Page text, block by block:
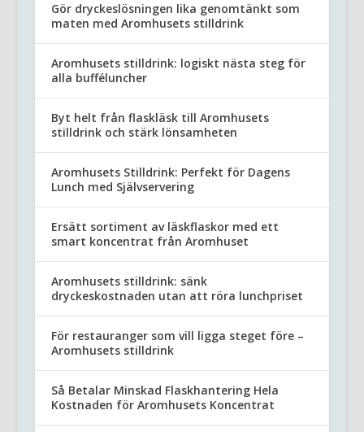
Gör dryckeslösningen lika genomtänkt som
maten med Aromhusets stilldrink
Aromhusets stilldrink: logiskt nästa steg för
alla bufféluncher
Byt helt från flaskläsk till Aromhusets
stilldrink och stärk lönsamheten
Aromhusets Stilldrink: Perfekt för Dagens
Lunch med Självservering
Ersätt sortiment av läskflaskor med ett
smart koncentrat från Aromhuset
Aromhusets stilldrink: sänk
dryckeskostnaden utan att röra lunchpriset
För restauranger som vill ligga steget före –
Aromhusets stilldrink
Så Betalar Minskad Flaskhantering Hela
Kostnaden för Aromhusets Koncentrat